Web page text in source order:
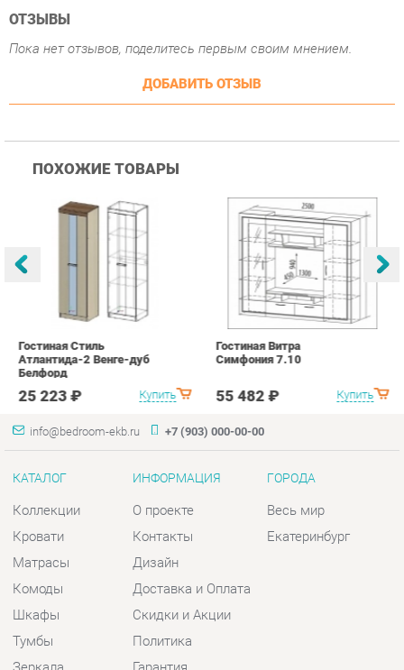
ПОХОЖИЕ ТОВАРЫ
Купить
Гостиная Стиль
Атлантида-2 Венге-дуб
25 223 ₽ Купить
Гостиная Витра
Симфония 7.10
55 482 ₽
+7 (903) 000-00-00
КАТАЛОГ
Коллекции
Кровати
Матрасы
Комоды
Шкафы
Столы
Мягкая мебель
Комплектующие
О проекте
Контакты
Дизайн
Доставка и Оплата
Скидки и Акции
Гарантия
ГОРОДА
Екатеринбург
КОНТАКТЫ